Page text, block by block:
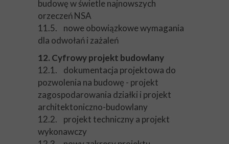
budowę w świetle najnowszych
orzeczeń NSA
11.5. nowe obowiązkowe wymagania
dla odwołań i zażaleń
12. Cyfrowy projekt budowlany
12.1. dokumentacja projektowa do
pozwolenia na budowę - projekt
zagospodarowania działki i projekt
architektoniczno-budowlany
12.2. projekt techniczny a projekt
wykonawczy